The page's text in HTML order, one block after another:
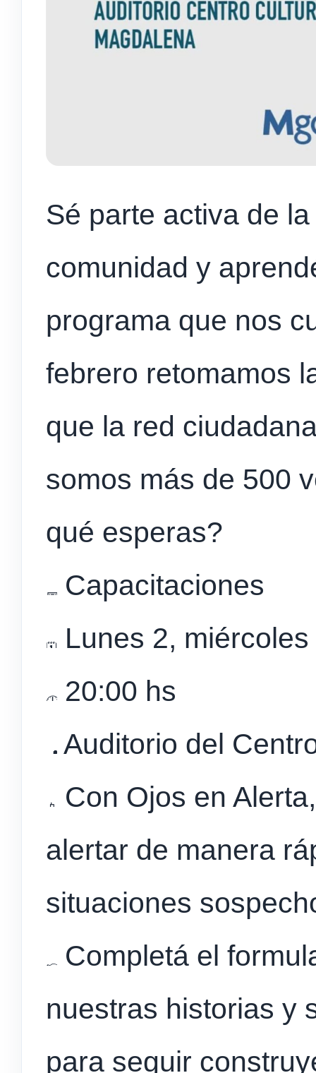
Sé parte activa de
comunidad y
programa que nos
febrero retomamos
que la red
somos más de 500
qué esperas?
Capacitaciones
Lunes 2,
20:00 hs
Auditorio del
Con Ojos en
alertar de manera
situaciones
Completá el
nuestras historias y
para seguir